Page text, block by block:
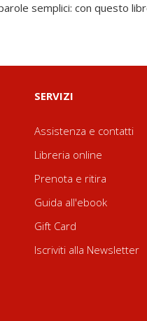
semplici: con questo
SERVIZI
Assistenza e contatti
Libreria online
Prenota e ritira
Guida all'ebook
Gift Card
Iscriviti alla Newsletter